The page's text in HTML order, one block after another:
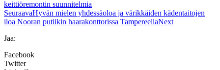
keittiöremontin suunnitelmia
SeuraavaHyvän mielen yhdessäoloa ja värikkäiden kädentaitojen
iloa Nooran putiikin haarakonttorissa TampereellaNext
Jaa:
Facebook
Twitter